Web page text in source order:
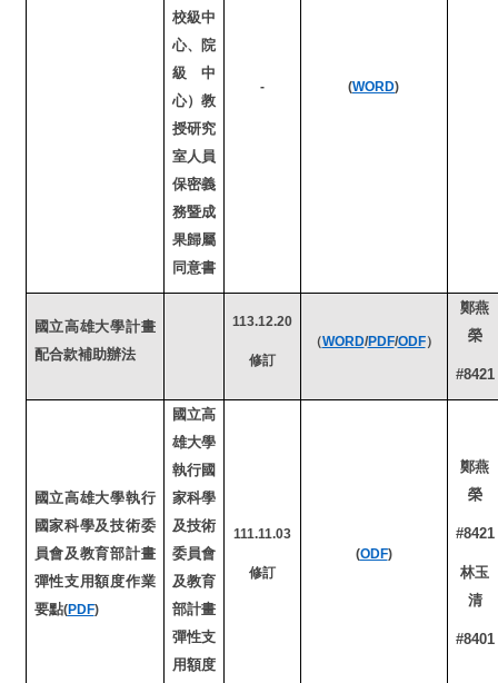
校級中
心、院
級中
心）教
授研究
室人員
保密義
務暨成
果歸屬
同意書
- (WORD)
國立高雄大學計畫
配合款補助辦法
113.12.20
修訂
（WORD/PDF/ODF）
鄭燕
榮
#8421
國立高雄大學執行
國家科學及技術委
員會及教育部計畫
彈性支用額度作業
要點(PDF)
國立高
雄大學
執行國
家科學
及技術
委員會
及教育
部計畫
彈性支
用額度
111.11.03
修訂
(ODF)
鄭燕
榮
#8421
林玉
清
#8401